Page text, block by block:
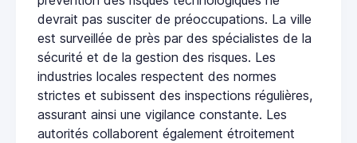
devrait pas susciter de préoccupations. La ville
est surveillée de près par des spécialistes de la
sécurité et de la gestion des risques. Les
industries locales respectent des normes
strictes et subissent des inspections régulières,
assurant ainsi une vigilance constante. Les
autorités collaborent également étroitement